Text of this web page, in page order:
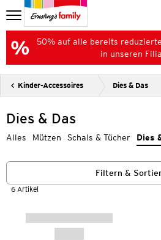
50% auf alle bereits
in unseren
Kinder-Accessoires Dies & Das
Dies & Das
Alles Mützen Schals & Tücher Dies
6 Artikel
Filtern &